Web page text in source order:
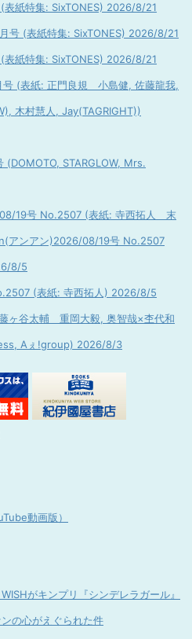
紙特集: SixTONES) 2026/8/21
号 (表紙特集: SixTONES) 2026/8/21
紙特集: SixTONES) 2026/8/21
(表紙: 正門良規 小島健, 佐藤龍我,
木村慧人, Jay(TAGRIGHT))
STARGLOW, Mrs.
19号 No.2507 (表紙: 寺西拓人 末
アンアン)2026/08/19号 No.2507
8/5
(表紙: 寺西拓人) 2026/8/5
ヶ谷太輔 重岡大毅, 奥智哉×杢代和
Aぇ!group) 2026/8/3
動画版）
がキンプリ『シンデレラガール』
の心がえぐられた件